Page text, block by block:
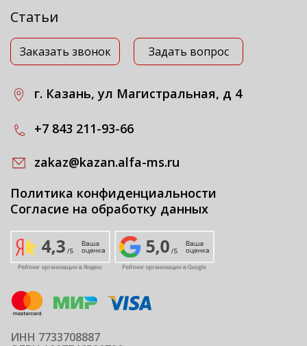
Статьи
Заказать звонок Задать вопрос
г. Казань, ул Магистральная, д 4
+7 843 211-93-66
zakaz@kazan.alfa-ms.ru
Политика конфиденциальности
Согласие на обработку данных
ИНН 7733708887